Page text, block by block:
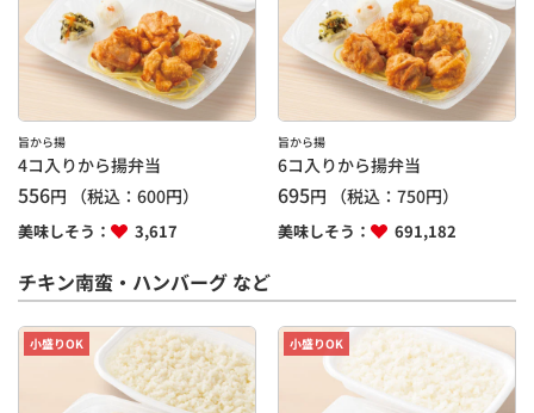
旨から揚
4コ入りから揚弁当
556円 （税込： 600円）
美味しそう： 3,617
旨から揚
6コ入りから揚弁当
695円 （税込：750円）
美味しそう： 691,182
チキン南蛮・ハンバーグ など
小盛りOK 小盛りOK